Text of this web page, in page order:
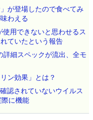
が登場したので食べてみ
わえる
用できないと思わせるス
ていたという報告
細スペックが流出、全モ
ン効果」とは？
認されていないウイルス
に機能